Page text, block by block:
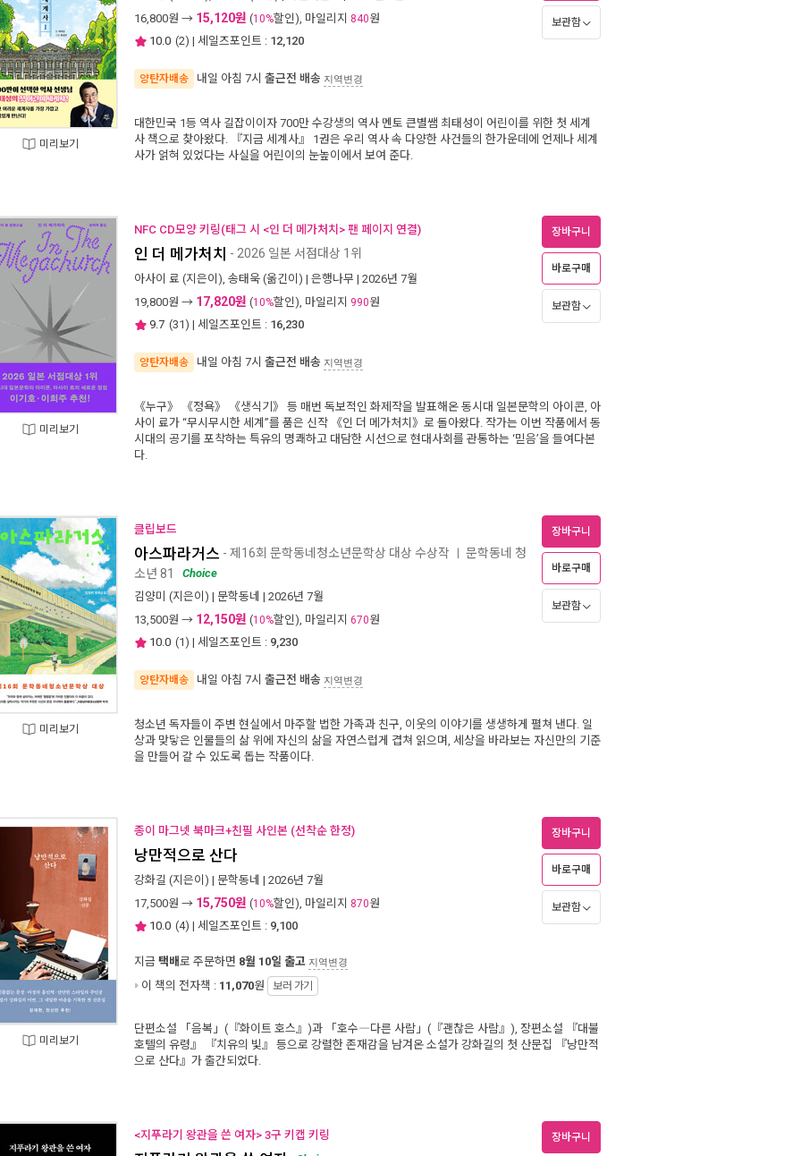
미리보기
16,800원 → 15,120원 (10%할인), 마일리지 840원
10.0 (2) | 세일즈포인트 : 12,120
양탄자배송 내일 아침 7시 출근전 배송 지역변경
보관함
대한민국 1등 역사 길잡이이자 700만 수강생의 역사 멘토 큰별쌤 최태성이 어린이를 위한 첫 세계
사 책으로 찾아왔다. 『지금 세계사』 1권은 우리 역사 속 다양한 사건들의 한가운데에 언제나 세계
사가 얽혀 있었다는 사실을 어린이의 눈높이에서 보여 준다.
미리보기
NFC CD모양 키링(태그 시 <인 더 메가처치> 팬 페이지 연결)
인 더 메가처치 - 2026 일본 서점대상 1위
아사이 료 (지은이), 송태욱 (옮긴이) | 은행나무 | 2026년 7월
19,800원 → 17,820원 (10%할인), 마일리지 990원
9.7 (31) | 세일즈포인트 : 16,230
양탄자배송 내일 아침 7시 출근전 배송 지역변경
장바구니
바로구매
보관함
《누구》 《정욕》 《생식기》 등 매번 독보적인 화제작을 발표해온 동시대 일본문학의 아이콘, 아
사이 료가 “무시무시한 세계”를 품은 신작 《인 더 메가처치》로 돌아왔다. 작가는 이번 작품에서 동
시대의 공기를 포착하는 특유의 명쾌하고 대담한 시선으로 현대사회를 관통하는 ‘믿음’을 들여다본
다.
미리보기
클립보드
아스파라거스 - 제16회 문학동네청소년문학상 대상 수상작 문학동네 청
소년 81
Choice
김양미 (지은이) | 문학동네 | 2026년 7월
13,500원 → 12,150원 (10%할인), 마일리지 670원
10.0 (1) | 세일즈포인트 : 9,230
양탄자배송 내일 아침 7시 출근전 배송 지역변경
장바구니
바로구매
보관함
청소년 독자들이 주변 현실에서 마주할 법한 가족과 친구, 이웃의 이야기를 생생하게 펼쳐 낸다. 일
상과 맞닿은 인물들의 삶 위에 자신의 삶을 자연스럽게 겹쳐 읽으며, 세상을 바라보는 자신만의 기준
을 만들어 갈 수 있도록 돕는 작품이다.
미리보기
종이 마그넷 북마크+친필 사인본 (선착순 한정)
낭만적으로 산다
강화길 (지은이) | 문학동네 | 2026년 7월
17,500원 → 15,750원 (10%할인), 마일리지 870원
10.0 (4) | 세일즈포인트 : 9,100
지금 택배로 주문하면 8월 10일 출고 지역변경
이 책의 전자책 : 11,070원 보러 가기
장바구니
바로구매
보관함
단편소설 「음복」(『화이트 호스』)과 「호수―다른 사람」(『괜찮은 사람』), 장편소설 『대불
호텔의 유령』 『치유의 빛』 등으로 강렬한 존재감을 남겨온 소설가 강화길의 첫 산문집 『낭만적
으로 산다』가 출간되었다.
<지푸라기 왕관을 쓴 여자> 3구 키캡 키링 장바구니